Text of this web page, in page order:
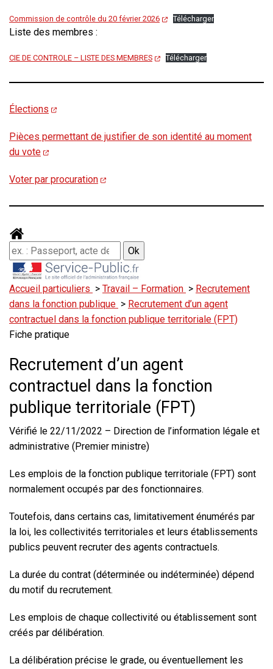
Commission de contrôle du 20 février 2026 Télécharger
Liste des membres :
CIE DE CONTROLE – LISTE DES MEMBRES Télécharger
Élections
Pièces permettant de justifier de son identité au moment
du vote
Voter par procuration
Accueil particuliers > Travail – Formation > Recrutement
dans la fonction publique > Recrutement d’un agent
contractuel dans la fonction publique territoriale (FPT)
Fiche pratique
Recrutement d’un agent
contractuel dans la fonction
publique territoriale (FPT)
Vérifié le 22/11/2022 – Direction de l’information légale et
administrative (Premier ministre)
Les emplois de la fonction publique territoriale (FPT) sont
normalement occupés par des fonctionnaires.
Toutefois, dans certains cas, limitativement énumérés par
la loi, les collectivités territoriales et leurs établissements
publics peuvent recruter des agents contractuels.
La durée du contrat (déterminée ou indéterminée) dépend
du motif du recrutement.
Les emplois de chaque collectivité ou établissement sont
créés par délibération.
La délibération précise le grade, ou éventuellement les